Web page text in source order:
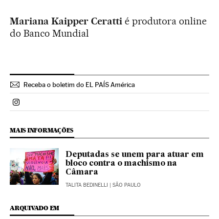
Mariana Kaipper Cerattié produtora online
do Banco Mundial
Receba o boletim do EL PAÍS América
Politica El País Brasil en Instagram
MAIS INFORMAÇÕES
Deputadas se unem para atuar em
bloco contra o machismo na
Câmara
TALITA BEDINELLI | SÃO PAULO
ARQUIVADO EM